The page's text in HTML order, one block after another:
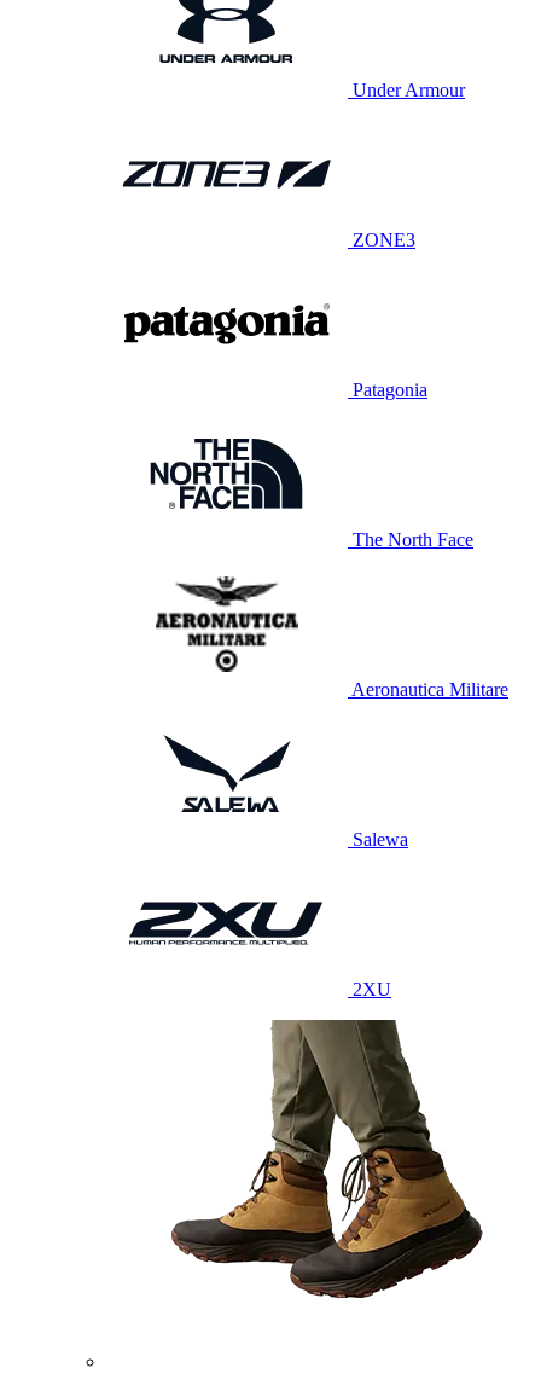
Under Armour
ZONE3
Patagonia
The North Face
Aeronautica Militare
Salewa
2XU